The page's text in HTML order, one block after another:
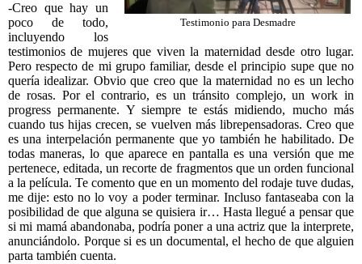
Testimonio para Desmadre
-Creo que hay un
poco de todo,
incluyendo los
testimonios de mujeres que viven la maternidad desde otro lugar.
Pero respecto de mi grupo familiar, desde el principio supe que no
quería idealizar. Obvio que creo que la maternidad no es un lecho
de rosas. Por el contrario, es un tránsito complejo, un work in
progress permanente. Y siempre te estás midiendo, mucho más
cuando tus hijas crecen, se vuelven más librepensadoras. Creo que
es una interpelación permanente que yo también he habilitado. De
todas maneras, lo que aparece en pantalla es una versión que me
pertenece, editada, un recorte de fragmentos que un orden funcional
a la película. Te comento que en un momento del rodaje tuve dudas,
me dije: esto no lo voy a poder terminar. Incluso fantaseaba con la
posibilidad de que alguna se quisiera ir… Hasta llegué a pensar que
si mi mamá abandonaba, podría poner a una actriz que la interprete,
anunciándolo. Porque si es un documental, el hecho de que alguien
parta también cuenta.